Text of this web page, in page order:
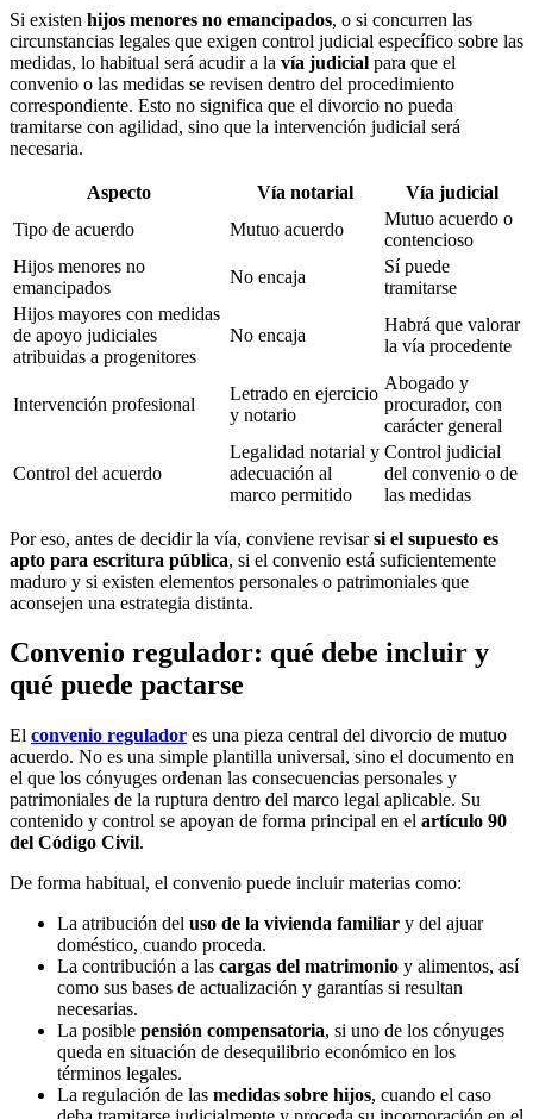
Si existen hijos menores no emancipados, o si concurren las
circunstancias legales que exigen control judicial específico sobre las
medidas, lo habitual será acudir a la vía judicial para que el
convenio o las medidas se revisen dentro del procedimiento
correspondiente. Esto no significa que el divorcio no pueda
tramitarse con agilidad, sino que la intervención judicial será
necesaria.
Aspecto Vía notarial
Vía judicial
Tipo de acuerdo
Mutuo acuerdo
Mutuo acuerdo o
contencioso
Hijos menores no
emancipados
No encaja
Sí puede
tramitarse
Hijos mayores con medidas
de apoyo judiciales
atribuidas a progenitores
No encaja
Habrá que valorar
la vía procedente
Intervención profesional
Letrado en ejercicio
y notario
Abogado y
procurador, con
carácter general
Control del acuerdo
Legalidad notarial y
adecuación al
marco permitido
Control judicial
del convenio o de
las medidas
Por eso, antes de decidir la vía, conviene revisarsi el supuesto es
apto para escritura pública, si el convenio está suficientemente
maduro y si existen elementos personales o patrimoniales que
aconsejen una estrategia distinta.
Convenio regulador: qué debe incluir y
qué puede pactarse
El convenio regulador es una pieza central del divorcio de mutuo
acuerdo. No es una simple plantilla universal, sino el documento en
el que los cónyuges ordenan las consecuencias personales y
patrimoniales de la ruptura dentro del marco legal aplicable. Su
contenido y control se apoyan de forma principal en el artículo 90
del Código Civil.
De forma habitual, el convenio puede incluir materias como:
La atribución del uso de la vivienda familiar y del ajuar
doméstico, cuando proceda.
La contribución a las cargas del matrimonio y alimentos, así
como sus bases de actualización y garantías si resultan
necesarias.
La posible pensión compensatoria, si uno de los cónyuges
queda en situación de desequilibrio económico en los
términos legales.
La regulación de las medidas sobre hijos, cuando el caso